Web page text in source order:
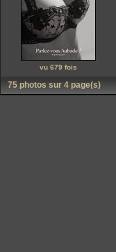
vu 679 fois
75 photos sur 4 page(s)